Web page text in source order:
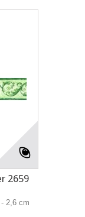
2659
2,6 cm